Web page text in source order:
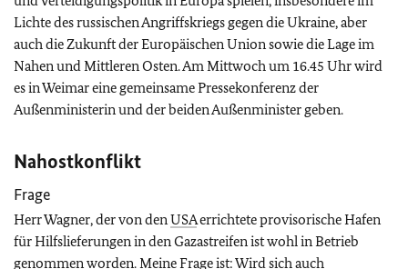
Lichte des russischen Angriffskriegs gegen die Ukraine, aber
auch die Zukunft der Europäischen Union sowie die Lage im
Nahen und Mittleren Osten. Am Mittwoch um 16.45 Uhr wird
es in Weimar eine gemeinsame Pressekonferenz der
Außenministerin und der beiden Außenminister geben.
Nahostkonflikt
Frage
Herr Wagner, der von denUSAerrichtete provisorische Hafen
für Hilfslieferungen in den Gazastreifen ist wohl in Betrieb
genommen worden. Meine Frage ist: Wird sich auch